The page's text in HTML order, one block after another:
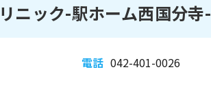
ック-駅ホーム西国分寺-
電話 042-401-0026